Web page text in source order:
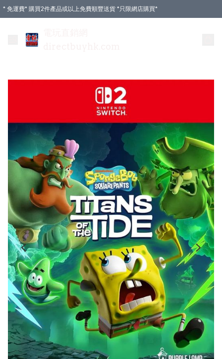
* 免運費* 購買2件產品或以上免費順豐送貨 *只限網店購買*